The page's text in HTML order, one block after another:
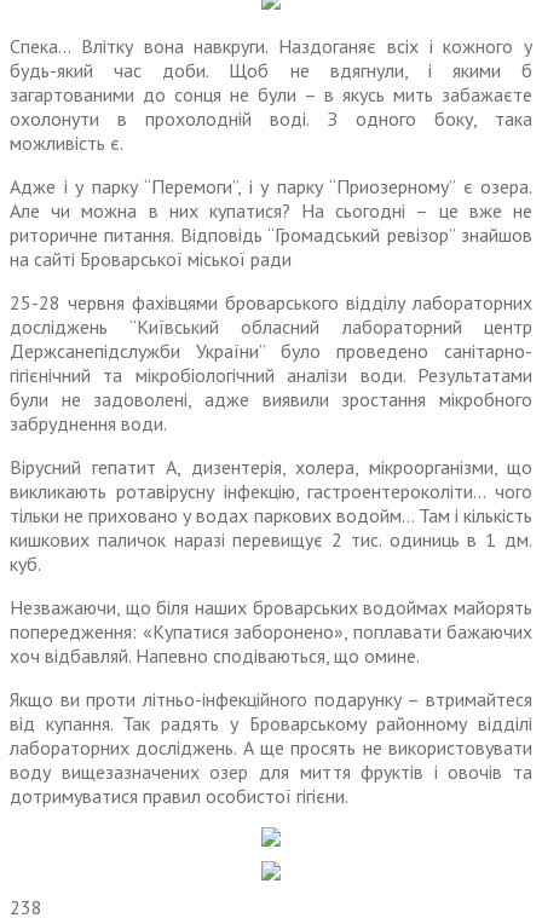
Спека… Влітку вона навкруги. Наздоганяє всіх і кожного у
будь-який час доби. Щоб не вдягнули, і якими б
загартованими до сонця не були – в якусь мить забажаєте
охолонути в прохолодній воді. З одного боку, така
можливість є.
Адже і у парку “Перемоги”, і у парку “Приозерному” є озера.
Але чи можна в них купатися? На сьогодні – це вже не
риторичне питання. Відповідь “Громадський ревізор” знайшов
на сайті Броварської міської ради
25-28 червня фахівцями броварського відділу лабораторних
досліджень “Київський обласний лабораторний центр
Держсанепідслужби України” було проведено санітарно-
гігієнічний та мікробіологічний аналізи води. Результатами
були не задоволені, адже виявили зростання мікробного
забруднення води.
Вірусний гепатит А, дизентерія, холера, мікроорганізми, що
викликають ротавірусну інфекцію, гастроентероколіти… чого
тільки не приховано у водах паркових водойм… Там і кількість
кишкових паличок наразі перевищує 2 тис. одиниць в 1 дм.
куб.
Незважаючи, що біля наших броварських водоймах майорять
попередження: «Купатися заборонено», поплавати бажаючих
хоч відбавляй. Напевно сподіваються, що омине.
Якщо ви проти літньо-інфекційного подарунку – втримайтеся
від купання. Так радять у Броварському районному відділі
лабораторних досліджень. А ще просять не використовувати
воду вищезазначених озер для миття фруктів і овочів та
дотримуватися правил особистої гігієни.
238